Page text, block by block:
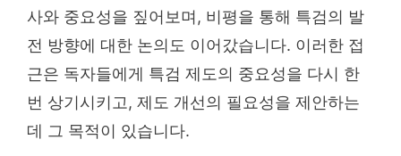
사와 중요성을 짚어보며, 비평을 통해 특검의 발
전 방향에 대한 논의도 이어갔습니다. 이러한 접
근은 독자들에게 특검 제도의 중요성을 다시 한
번 상기시키고, 제도 개선의 필요성을 제안하는
데 그 목적이 있습니다.